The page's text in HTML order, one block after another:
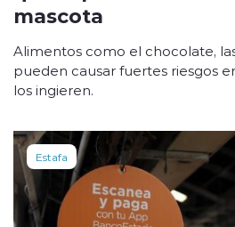
mascota
Alimentos como el chocolate,
pueden causar fuertes riesgos
los ingieren.
Estafa